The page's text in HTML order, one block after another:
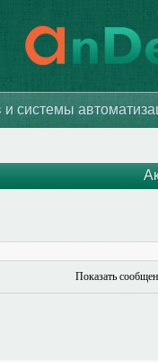
и системы
Показать